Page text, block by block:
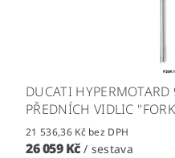
DUCATI
PŘEDNÍCH VIDLIC
21 536,36 Kč bez DPH
26 059 Kč/ sestava